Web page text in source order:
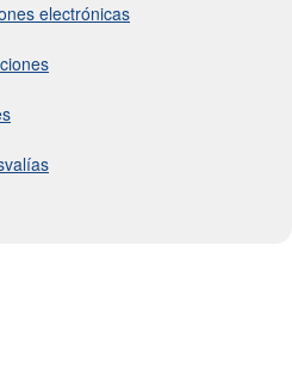
electrónicas